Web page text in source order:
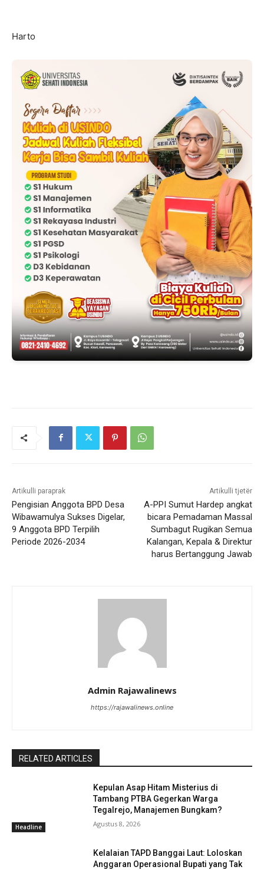
Harto
Artikulli paraprak
Pengisian Anggota BPD Desa
Wibawamulya Sukses Digelar,
9 Anggota BPD Terpilih
Periode 2026-2034
Artikulli tjetër
A-PPI Sumut Hardep angkat
bicara Pemadaman Massal
Sumbagut Rugikan Semua
Kalangan, Kepala & Direktur
harus Bertanggung Jawab
Admin Rajawalinews
https://rajawalinews.online
RELATED ARTICLES
Headline
Kepulan Asap Hitam Misterius di
Tambang PTBA Gegerkan Warga
Tegalrejo, Manajemen Bungkam?
Agustus 8, 2026
Kelalaian TAPD Banggai Laut: Loloskan
Anggaran Operasional Bupati yang Tak